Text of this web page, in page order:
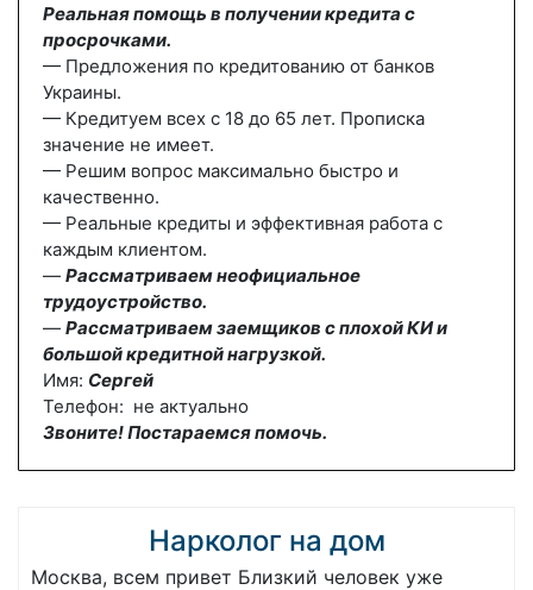
Реальная помощь в получении кредита с
просрочками.
— Предложения по кредитованию от банков
Украины.
— Кредитуем всех с 18 до 65 лет. Прописка
значение не имеет.
— Решим вопрос максимально быстро и
качественно.
— Реальные кредиты и эффективная работа с
каждым клиентом.
— Рассматриваем неофициальное
трудоустройство.
— Рассматриваем заемщиков с плохой КИ и
большой кредитной нагрузкой.
Имя: Сергей
Телефон: не актуально
Звоните! Постараемся помочь.
Нарколог на дом
Москва, всем привет Близкий человек уже